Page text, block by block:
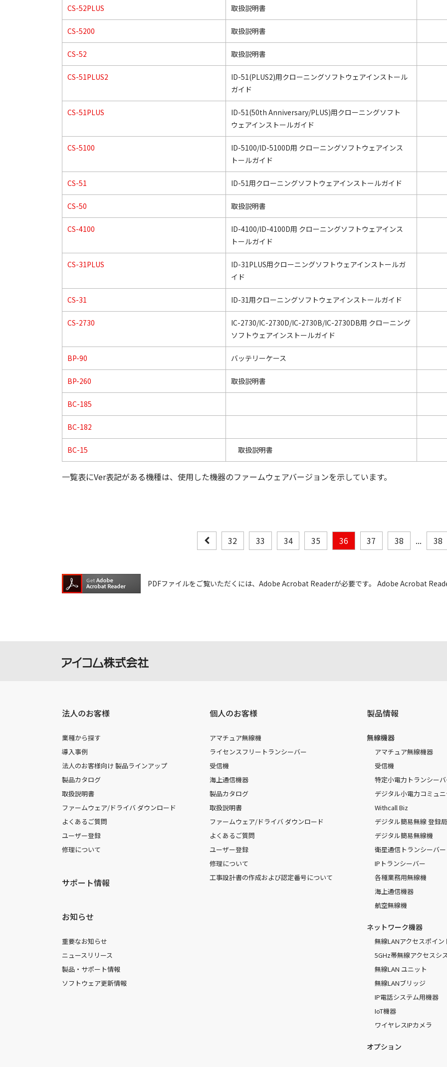
CS-52PLUS 取扱説明書
CS-5200 取扱説明書
CS-52 取扱説明書
CS-51PLUS2
ID-51(PLUS2)用クローニングソフトウェアインストール
ガイド
CS-51PLUS
ID-51(50th Anniversary/PLUS)用クローニングソフト
ウェアインストールガイド
CS-5100
ID-5100/ID-5100D用 クローニングソフトウェアインス
トールガイド
CS-51 ID-51用クローニングソフトウェアインストールガイド
CS-50 取扱説明書
CS-4100
ID-4100/ID-4100D用 クローニングソフトウェアインス
トールガイド
CS-31PLUS
ID-31PLUS用クローニングソフトウェアインストールガ
イド
CS-31 ID-31用クローニングソフトウェアインストールガイド
CS-2730
IC-2730/IC-2730D/IC-2730B/IC-2730DB用 クローニング
ソフトウェアインストールガイド
BP-90 バッテリーケース
BP-260 取扱説明書
BC-185
BC-182
BC-15 取扱説明書
一覧表にVer表記がある機種は、使用した機器のファームウェアバージョンを示しています。
32 33 34 35 36 37 38 ... 38
PDFファイルをご覧いただくには、Adobe Acrobat Readerが必要です。 Adobe Acrobat
法人のお客様
業種から探す
導入事例
法人のお客様向け 製品ラインアップ
製品カタログ
取扱説明書
ファームウェア/ドライバ ダウンロード
よくあるご質問
ユーザー登録
修理について
サポート情報
お知らせ
重要なお知らせ
ニュースリリース
製品・サポート情報
ソフトウェア更新情報
個人のお客様
アマチュア無線機
ライセンスフリートランシーバー
受信機
海上通信機器
製品カタログ
取扱説明書
ファームウェア/ドライバ ダウンロード
よくあるご質問
ユーザー登録
修理について
工事設計書の作成および認定番号について
製品情報
無線機器
アマチュア無線機器
受信機
特定小電力トランシー
デジタル小電力コミュ
Withcall Biz
デジタル簡易無線 登録
デジタル簡易無線機
衛星通信トランシーバー
IPトランシーバー
各種業務用無線機
海上通信機器
航空無線機
ネットワーク機器
無線LANアクセスポイン
5GHz帯無線アクセスシ
無線LAN ユニット
無線LANブリッジ
IP電話システム用機器
IoT機器
ワイヤレスIPカメラ
オプション